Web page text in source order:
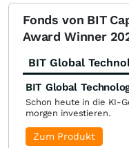
Fonds von BIT
Award Winner
BIT Global
BIT Global
Schon heute in die KI-
morgen investieren.
Zum Produkt